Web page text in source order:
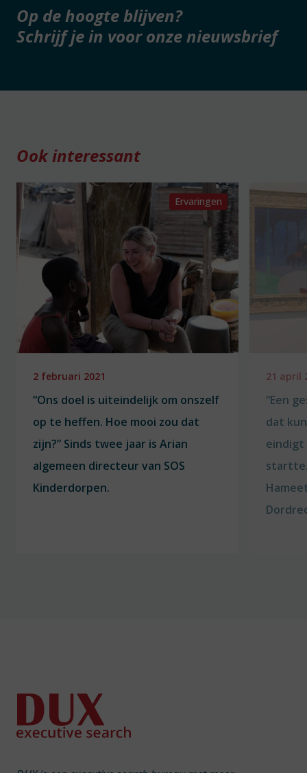
Op de hoogte blijven?
Schrijf je in voor onze nieuwsbrief
Ook interessant
Ervaringen
2 februari 2021
“Ons doel is uiteindelijk om onszelf
op te heffen. Hoe mooi zou dat
zijn?” Sinds twee jaar is Arian
algemeen directeur van SOS
Kinderdorpen.
21 april
“Een
dat
eindigt